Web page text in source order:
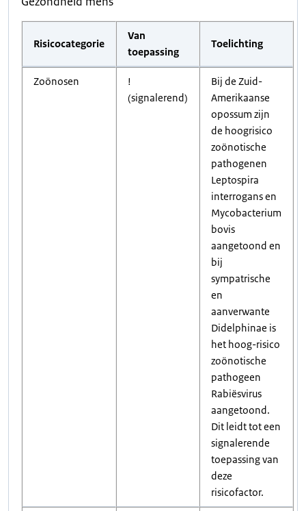
Risicocategorie
Van
toepassing
Toelichting
Zoönosen
!
(signalerend)
Bij de Zuid-
Amerikaanse
opossum zijn
de hoogrisico
zoönotische
pathogenen
Leptospira
interrogans en
Mycobacterium
bovis
aangetoond en
bij
sympatrische
en
aanverwante
Didelphinae is
het hoog-risico
zoönotische
pathogeen
Rabiësvirus
aangetoond.
Dit leidt tot een
signalerende
toepassing van
deze
risicofactor.